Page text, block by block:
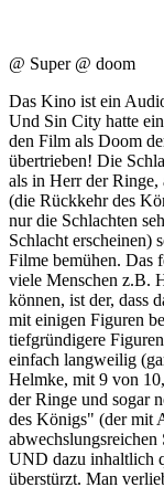
@ Super @ doom
Das Kino ist ein
Und Sin City hatte
den Film als Doom
übertrieben! Die
als in Herr der
(die Rückkehr des
nur die Schlachten
Schlacht erscheinen)
Filme bemühen. Das
viele Menschen z.B.
können, ist der, dass
mit einigen Figuren
tiefgründigere
einfach langweilig
Helmke, mit 9 von
der Ringe und sogar
des Königs" (der mit
abwechslungsreichen
UND dazu inhaltlich
überstürzt. Man